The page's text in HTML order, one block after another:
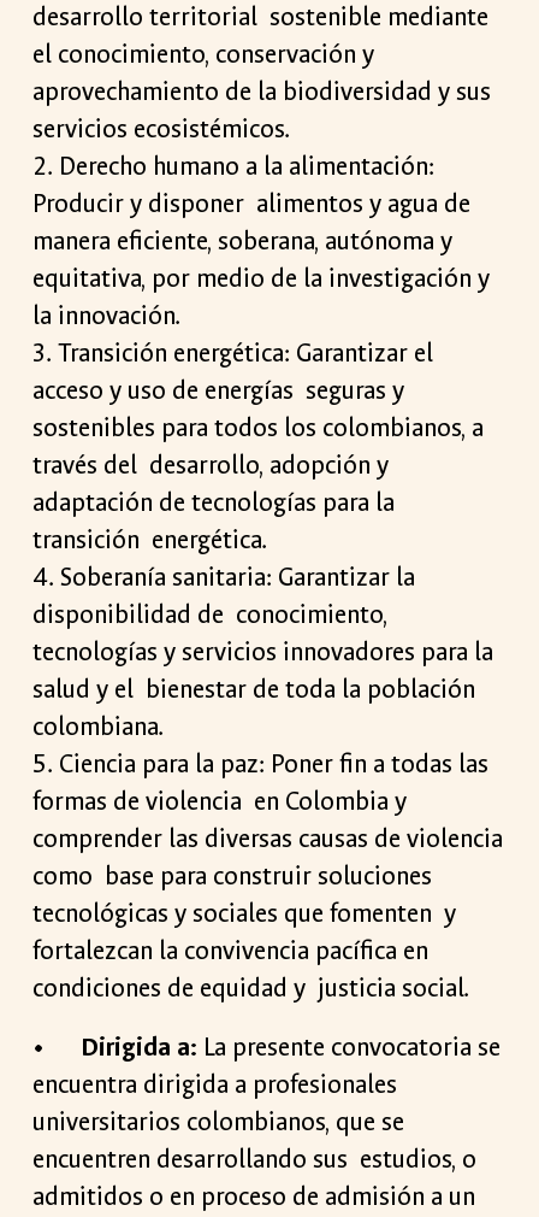
desarrollo territorial sostenible mediante
el conocimiento, conservación y
aprovechamiento de la biodiversidad y sus
servicios ecosistémicos.
2. Derecho humano a la alimentación:
Producir y disponer alimentos y agua de
manera eficiente, soberana, autónoma y
equitativa, por medio de la investigación y
la innovación.
3. Transición energética: Garantizar el
acceso y uso de energías seguras y
sostenibles para todos los colombianos, a
través del desarrollo, adopción y
adaptación de tecnologías para la
transición energética.
4. Soberanía sanitaria: Garantizar la
disponibilidad de conocimiento,
tecnologías y servicios innovadores para la
salud y el bienestar de toda la población
colombiana.
5. Ciencia para la paz: Poner fin a todas las
formas de violencia en Colombia y
comprender las diversas causas de violencia
como base para construir soluciones
tecnológicas y sociales que fomenten y
fortalezcan la convivencia pacífica en
condiciones de equidad y justicia social.
•
Dirigida a: La presente convocatoria se
encuentra dirigida a profesionales
universitarios colombianos, que se
encuentren desarrollando sus estudios, o
admitidos o en proceso de admisión a un